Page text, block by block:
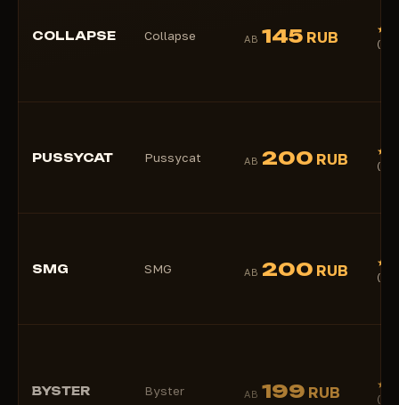
COLLAPSE Collapse AB 145 RUB (1)
PUSSYCAT Pussycat AB 200 RUB (1)
SMG SMG AB 200 RUB (1)
BYSTER Byster AB 199 RUB (1)